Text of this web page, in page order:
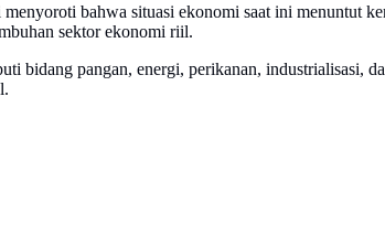
bahwa situasi ekonomi saat ini menuntut
sektor ekonomi riil.
bidang pangan, energi, perikanan,